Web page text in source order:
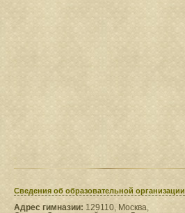
Сведения​ об образовательной организации
Адрес гимназии: 129110, Москва,